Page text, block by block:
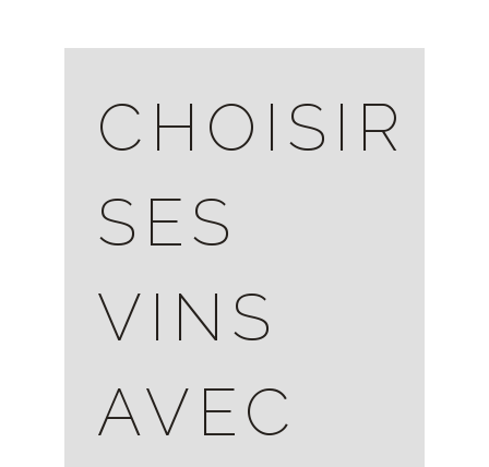
CHOISIR
SES
VINS
AVEC